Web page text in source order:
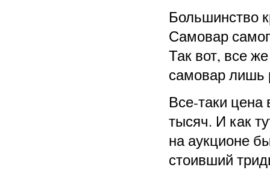
Большинство
Самовар
Так вот, все
самовар лишь
Все-таки цена
тысяч. И как
на аукционе
стоивший